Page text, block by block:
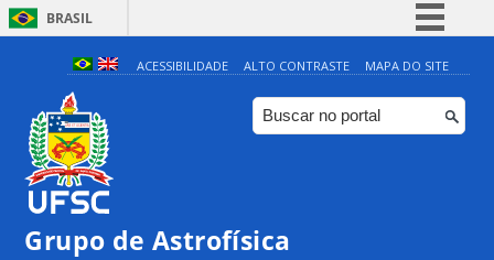
BRASIL
Simplifique!
Comunica BR
Participe
ACESSIBILIDADE ALTO CONTRASTE MAPA DO SITE
Grupo de Astrofísica